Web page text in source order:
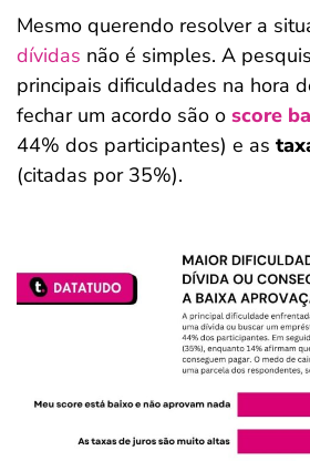
Mesmo querendo resolver a
dívidas não é simples. A
principais dificuldades na hora
fechar um acordo são o score
44% dos participantes) e as
(citadas por 35%).